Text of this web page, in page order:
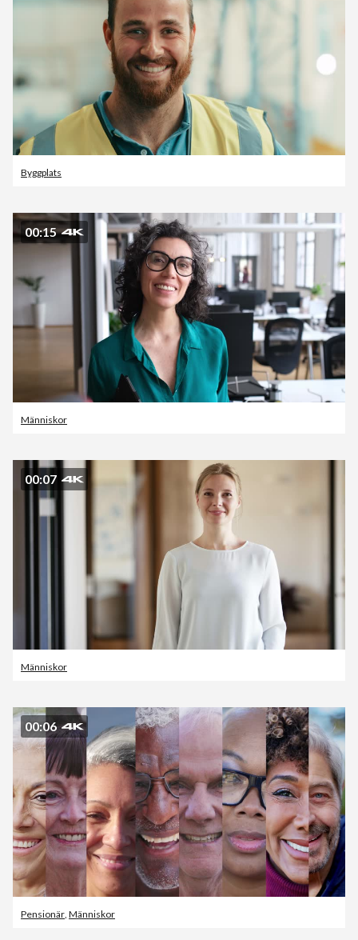
Byggplats
00:15
Människor
00:07
Människor
00:06
Pensionär Människor